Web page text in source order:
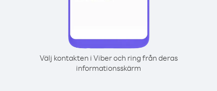
Välj kontakten i Viber och ring från deras
informationsskärm